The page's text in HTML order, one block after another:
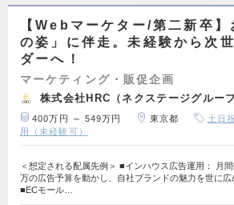
【Webマーケター/第二新卒】
の姿」に伴走。未経験から次
ダーへ！
マーケティング・販促企画
株式会社HRC（ネクステージグループ
400万円 ～ 549万円 東京都 土日
用（未経験可）
＜想定される配属先例＞ ■インハウス広告運用： 月
万の広告予算を動かし、自社ブランドの魅力を世に広
■ECモール…